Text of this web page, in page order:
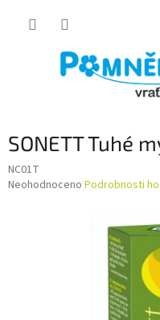
SONETT Tuhé
NC01T
Průměrné
Neohodnoceno Podrobnosti